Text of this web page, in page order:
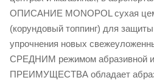
ОПИСАНИЕ MONOPOL сухая
(корундовый топпинг) для
упрочнения новых
СРЕДНИМ режимом абразивной и
ПРЕИМУЩЕСТВА обладает